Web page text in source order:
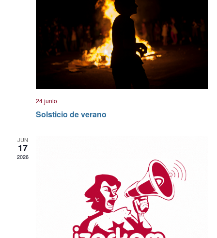
24 junio
Solsticio de verano
JUN
17
2026